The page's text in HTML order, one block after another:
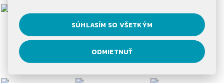
SÚHLASÍM SO VŠETKÝM
ODMIETNUŤ